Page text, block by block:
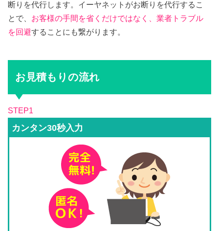
断りを代行します。イーヤネットがお断りを代行するこ
とで、 お客様の手間を省くだけではなく、業者トラブル
を回避することにも繋がります。
お見積もりの流れ
STEP1
カンタン30秒入力